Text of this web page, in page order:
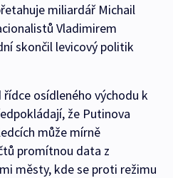
miliardář Michail
Vladimirem
skončil levicový politik
osídleného východu k
že Putinova
může mírně
promítnou data z
městy, kde se proti režimu